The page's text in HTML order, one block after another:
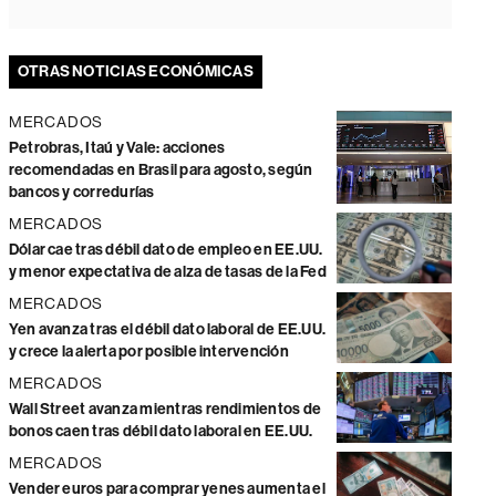
OTRAS NOTICIAS ECONÓMICAS
MERCADOS
Petrobras, Itaú y Vale: acciones
recomendadas en Brasil para agosto, según
bancos y corredurías
MERCADOS
Dólar cae tras débil dato de empleo en EE.UU.
y menor expectativa de alza de tasas de la Fed
MERCADOS
Yen avanza tras el débil dato laboral de EE.UU.
y crece la alerta por posible intervención
MERCADOS
Wall Street avanza mientras rendimientos de
bonos caen tras débil dato laboral en EE.UU.
MERCADOS
Vender euros para comprar yenes aumenta el